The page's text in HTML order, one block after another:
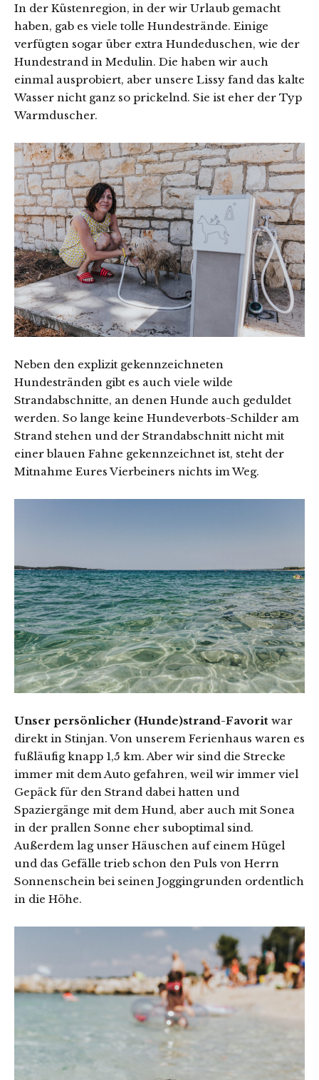
In der Küstenregion, in der wir Urlaub gemacht
haben, gab es viele tolle Hundestrände. Einige
verfügten sogar über extra Hundeduschen, wie der
Hundestrand in Medulin. Die haben wir auch
einmal ausprobiert, aber unsere Lissy fand das kalte
Wasser nicht ganz so prickelnd. Sie ist eher der Typ
Warmduscher.
Neben den explizit gekennzeichneten
Hundestränden gibt es auch viele wilde
Strandabschnitte, an denen Hunde auch geduldet
werden. So lange keine Hundeverbots-Schilder am
Strand stehen und der Strandabschnitt nicht mit
einer blauen Fahne gekennzeichnet ist, steht der
Mitnahme Eures Vierbeiners nichts im Weg.
Unser persönlicher (Hunde)strand-Favorit war
direkt in Stinjan. Von unserem Ferienhaus waren es
fußläufig knapp 1,5 km. Aber wir sind die Strecke
immer mit dem Auto gefahren, weil wir immer viel
Gepäck für den Strand dabei hatten und
Spaziergänge mit dem Hund, aber auch mit Sonea
in der prallen Sonne eher suboptimal sind.
Außerdem lag unser Häuschen auf einem Hügel
und das Gefälle trieb schon den Puls von Herrn
Sonnenschein bei seinen Joggingrunden ordentlich
in die Höhe.